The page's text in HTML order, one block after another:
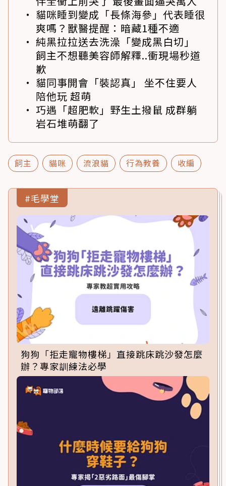
貓咪睡到變成「長條海參」代表睡很
爽嗎？獸醫提醒：暗藏1種不適
純黑拉拉送去洗澡「變成黑白切」
飼主不想聽美容師解釋..衝現場秒道
歉
貓同事開會「裝認真」 坐不住要人
陪他玩 超萌
巧遇「超肥軟」野生土撥鼠 成群躺
岩石堆萌翻了
飼主 貓咪 流浪貓 行為教養 收編
#毛學堂
狗狗「拒走寵物樓梯」直接跳床跳沙發怎麼
辦？專家訓練法必學